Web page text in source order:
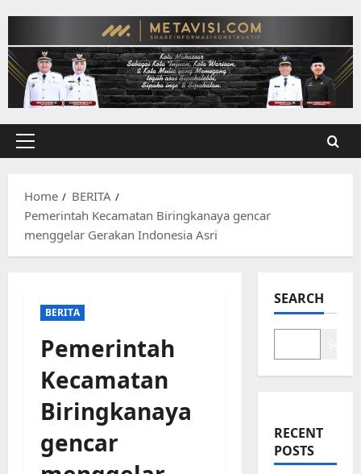
content
Primary
Home
BERITA
Pemerintah Kecamatan Biringkanaya gencar
menggelar Gerakan Indonesia Asri
BERITA
Pemerintah
Kecamatan
Biringkanaya
gencar
SEARCH
RECENT
POSTS